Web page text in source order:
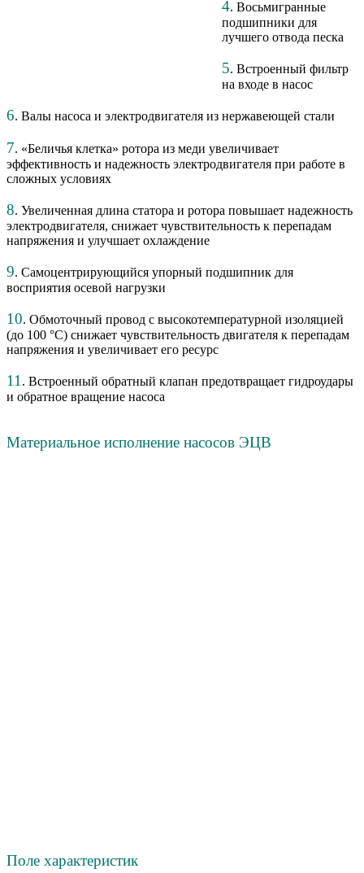
4. Восьмигранные
подшипники для
лучшего отвода песка
5. Встроенный фильтр
на входе в насос
6. Валы насоса и электродвигателя из нержавеющей стали
7. «Беличья клетка» ротора из меди увеличивает
эффективность и надежность электродвигателя при работе в
сложных условиях
8. Увеличенная длина статора и ротора повышает надежность
электродвигателя, снижает чувствительность к перепадам
напряжения и улучшает охлаждение
9. Самоцентрирующийся упорный подшипник для
восприятия осевой нагрузки
10. Обмоточный провод с высокотемпературной изоляцией
(до 100 °С) снижает чувствительность двигателя к перепадам
напряжения и увеличивает его ресурс
11 . Встроенный обратный клапан предотвращает гидроудары
и обратное вращение насоса
Материальное исполнение насосов ЭЦВ
Поле характеристик